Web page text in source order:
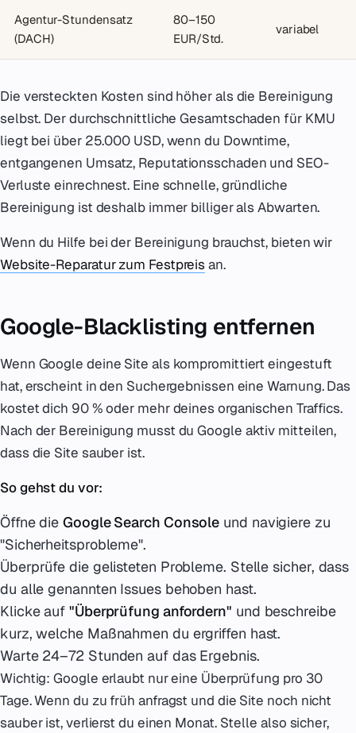
Agentur-Stundensatz
(DACH)
80–150
EUR/Std.
variabel
Die versteckten Kosten sind höher als die Bereinigung
selbst. Der durchschnittliche Gesamtschaden für KMU
liegt bei über 25.000 USD, wenn du Downtime,
entgangenen Umsatz, Reputationsschaden und SEO-
Verluste einrechnest. Eine schnelle, gründliche
Bereinigung ist deshalb immer billiger als Abwarten.
Wenn du Hilfe bei der Bereinigung brauchst, bieten wir
Website-Reparatur zum Festpreisan.
Google-Blacklisting entfernen
Wenn Google deine Site als kompromittiert eingestuft
hat, erscheint in den Suchergebnissen eine Warnung. Das
kostet dich 90 % oder mehr deines organischen Traffics.
Nach der Bereinigung musst du Google aktiv mitteilen,
dass die Site sauber ist.
So gehst du vor:
Öffne dieGoogle Search Console und navigiere zu
"Sicherheitsprobleme".
Überprüfe die gelisteten Probleme. Stelle sicher, dass
du alle genannten Issues behoben hast.
Klicke auf"Überprüfung anfordern" und beschreibe
kurz, welche Maßnahmen du ergriffen hast.
Warte 24–72 Stunden auf das Ergebnis.
Wichtig: Google erlaubt nur eine Überprüfung pro 30
Tage. Wenn du zu früh anfragst und die Site noch nicht
sauber ist, verlierst du einen Monat. Stelle also sicher,